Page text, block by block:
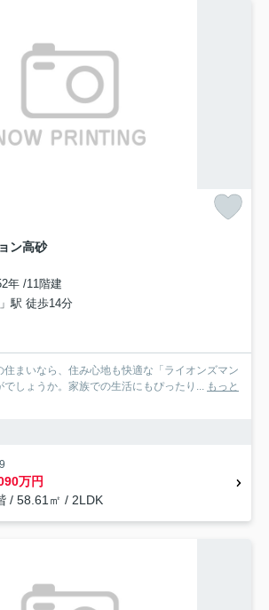
ン高砂
年 /11階建
駅 徒歩14分
まいなら、住み心地も快適な「ライオンズマン
でしょうか。家族での生活にもぴったり... もっと
万円
/ 58.61㎡ / 2LDK